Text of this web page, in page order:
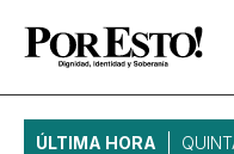
ÚLTIMA HORA